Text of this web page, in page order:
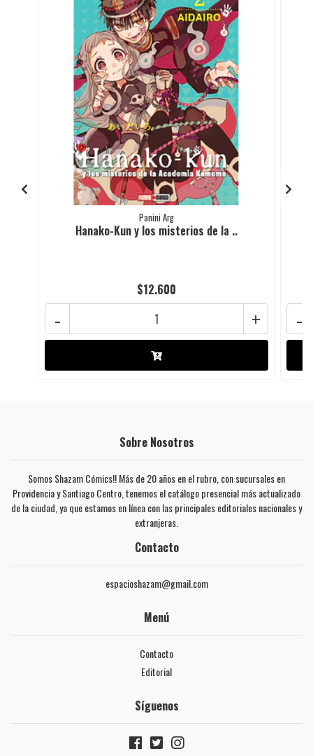
Panini Arg
Hanako-Kun y los misterios de la ..
$12.600
+
- -
Sobre Nosotros
Somos Shazam Cómics!! Más de 20 años en el rubro, con sucursales en
Providencia y Santiago Centro, tenemos el catálogo presencial más actualizado
de la ciudad, ya que estamos en línea con las principales editoriales nacionales y
extranjeras.
Contacto
espacioshazam@gmail.com
Menú
Contacto
Editorial
Síguenos